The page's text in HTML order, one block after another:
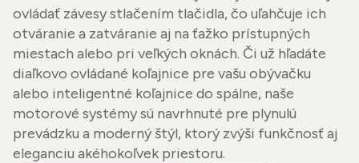
ovládať závesy stlačením tlačidla, čo uľahčuje ich
otváranie a zatváranie aj na ťažko prístupných
miestach alebo pri veľkých oknách. Či už hľadáte
diaľkovo ovládané koľajnice pre vašu obývačku
alebo inteligentné koľajnice do spálne, naše
motorové systémy sú navrhnuté pre plynulú
prevádzku a moderný štýl, ktorý zvýši funkčnosť aj
eleganciu akéhokoľvek priestoru.